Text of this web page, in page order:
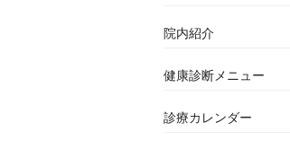
院内紹介
健康診断メニュー
診療カレンダー